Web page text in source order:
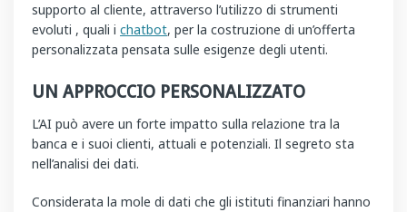
supporto al cliente, attraverso l’utilizzo di strumenti
evoluti , quali i chatbot, per la costruzione di un’offerta
personalizzata pensata sulle esigenze degli utenti.
UN APPROCCIO PERSONALIZZATO
L’AI può avere un forte impatto sulla relazione tra la
banca e i suoi clienti, attuali e potenziali. Il segreto sta
nell’analisi dei dati.
Considerata la mole di dati che gli istituti finanziari hanno